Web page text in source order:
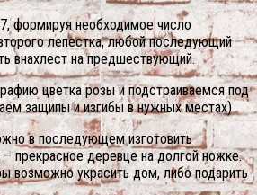
формируя необходимое число
лепестка, любой последующий
внахлест на предшествующий.
цветка розы и подстраиваемся под
защипы и изгибы в нужных местах)
в последующем изготовить
– прекрасное деревце на долгой ножке.
возможно украсить дом, либо подарить